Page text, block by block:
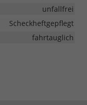
unfallfrei
Scheckheftgepflegt
fahrtauglich